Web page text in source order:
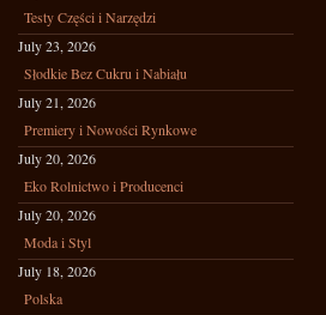
Testy Części i Narzędzi
July 23, 2026
Słodkie Bez Cukru i Nabiału
July 21, 2026
Premiery i Nowości Rynkowe
July 20, 2026
Eko Rolnictwo i Producenci
July 20, 2026
Moda i Styl
July 18, 2026
Polska